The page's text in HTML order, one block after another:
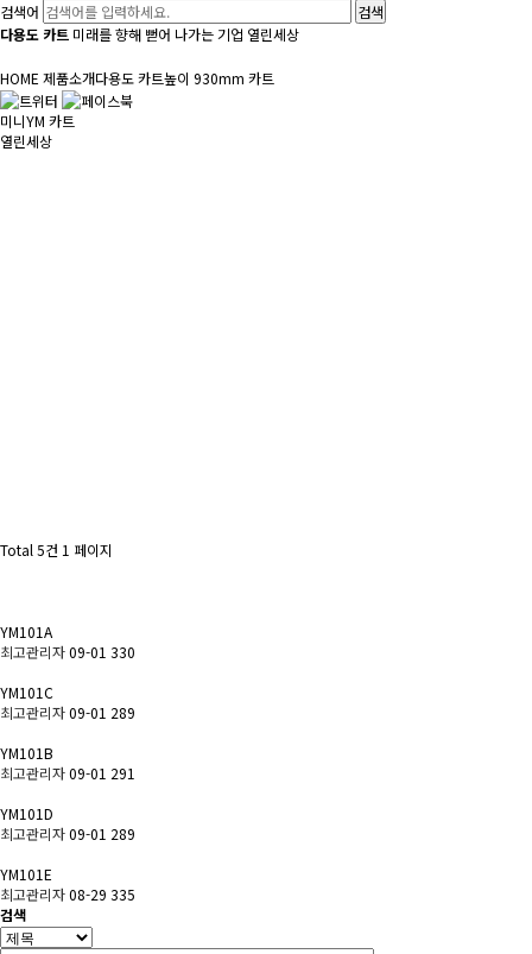
검색어
다용도 카트 미래를 향해 뻗어 나가는 기업 열린세상
HOME 제품소개다용도 카트높이 930mm 카트
미니YM 카트
열린세상
Total 5건 1 페이지
YM101A
최고관리자09-01 330
YM101C
최고관리자09-01 289
YM101B
최고관리자09-01 291
YM101D
최고관리자09-01 289
YM101E
최고관리자08-29 335
검색